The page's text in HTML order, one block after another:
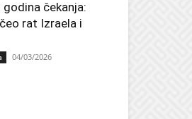
čekanja:
rat Izraela i
04/03/2026